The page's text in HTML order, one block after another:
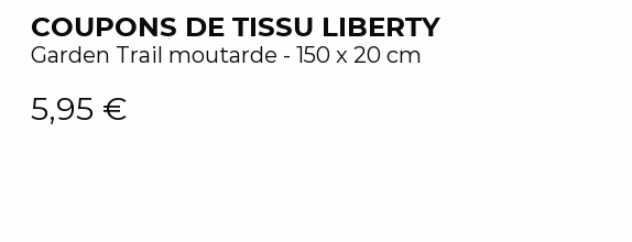
COUPONS DE TISSU LIBERTY
Garden Trail moutarde - 150 x 20 cm
5,95 €